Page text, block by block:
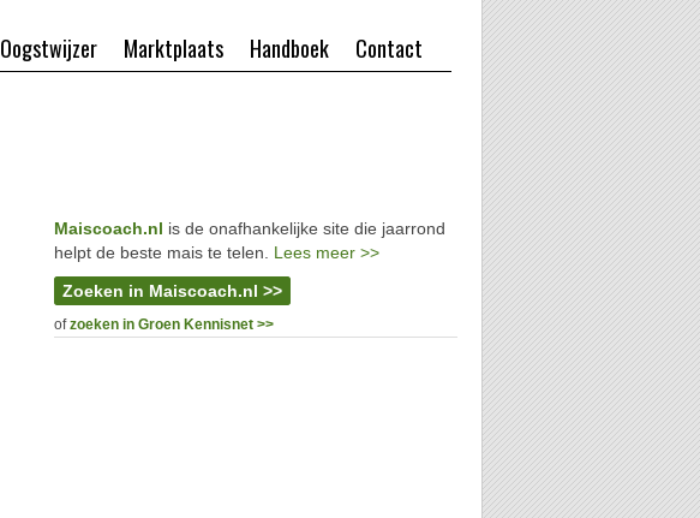
Contact
Handboek
Marktplaats
Oogstwijzer
Maiscoach.nl is de onafhankelijke site die jaarrond
helpt de beste mais te telen. Lees meer >>
Zoeken in Maiscoach.nl >>
ofzoeken in Groen Kennisnet >>